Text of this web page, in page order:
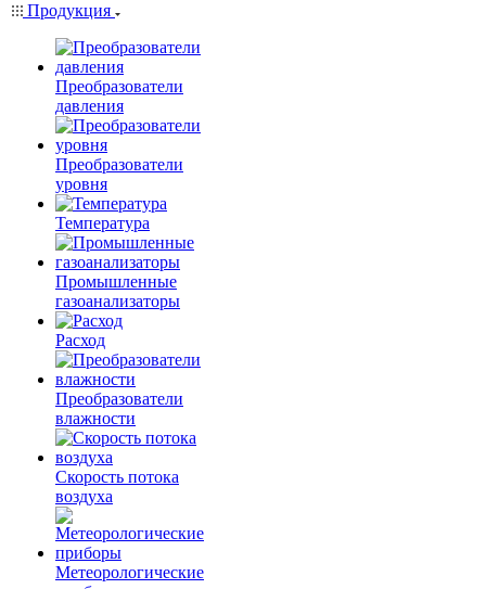
Продукция
Преобразователи
давления
Преобразователи
уровня
Температура
Промышленные
газоанализаторы
Расход
Преобразователи
влажности
Скорость потока
воздуха
Метеорологические